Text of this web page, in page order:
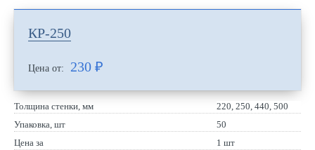
КР-250
Цена от: 230 ₽
Толщина стенки, мм
220, 250, 440, 500
Упаковка, шт
50
Цена за
1 шт